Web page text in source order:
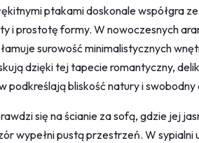
ptakami doskonale współgra
i prostotę formy. W nowoczesnych
surowość minimalistycznych
dzięki tej tapecie romantyczny,
podkreślają bliskość natury i
się na ścianie za sofą, gdzie jej
wypełni pustą przestrzeń. W sypialni